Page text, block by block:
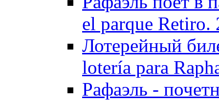
el parque Retiro.
Лотерейный
lotería para
Рафаэль -